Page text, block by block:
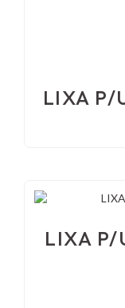
LIXA P/
LIXA P/